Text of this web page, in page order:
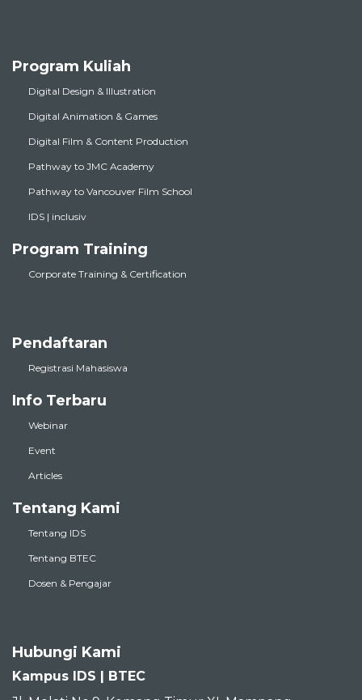
Program Kuliah
Digital Design & Illustration
Digital Animation & Games
Digital Film & Content Production
Pathway to JMC Academy
Pathway to Vancouver Film School
IDS | inclusiv
Program Training
Corporate Training & Certification
Pendaftaran
Registrasi Mahasiswa
Info Terbaru
Webinar
Event
Articles
Tentang Kami
Tentang IDS
Tentang BTEC
Dosen & Pengajar
Hubungi Kami
Kampus IDS | BTEC